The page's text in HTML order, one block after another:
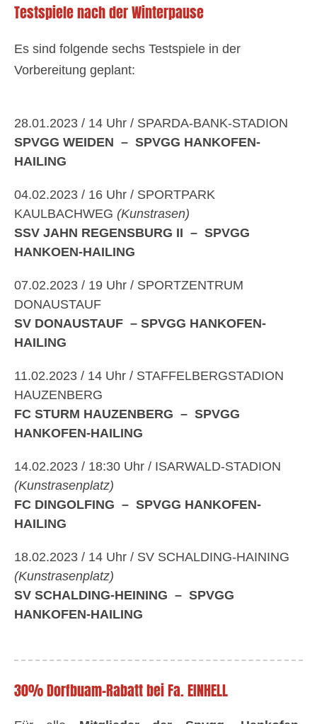
Testspiele nach der Winterpause
Es sind folgende sechs Testspiele in der
Vorbereitung geplant:
28.01.2023 / 14 Uhr / SPARDA-BANK-STADION
SPVGG WEIDEN – SPVGG HANKOFEN-
HAILING
04.02.2023 / 16 Uhr / SPORTPARK
KAULBACHWEG (Kunstrasen)
SSV JAHN REGENSBURG II – SPVGG
HANKOEN-HAILING
07.02.2023 / 19 Uhr / SPORTZENTRUM
DONAUSTAUF
SV DONAUSTAUF – SPVGG HANKOFEN-
HAILING
11.02.2023 / 14 Uhr / STAFFELBERGSTADION
HAUZENBERG
FC STURM HAUZENBERG – SPVGG
HANKOFEN-HAILING
14.02.2023 / 18:30 Uhr / ISARWALD-STADION
(Kunstrasenplatz)
FC DINGOLFING – SPVGG HANKOFEN-
HAILING
18.02.2023 / 14 Uhr / SV SCHALDING-HAINING
(Kunstrasenplatz)
SV SCHALDING-HEINING – SPVGG
HANKOFEN-HAILING
30% Dorfbuam-Rabatt bei Fa. EINHELL